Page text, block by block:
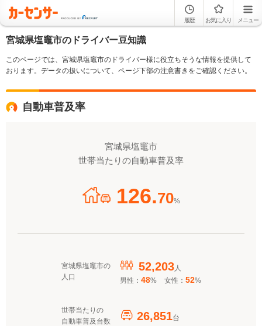
履歴 お気に入り メニュー
宮城県塩竈市のドライバー豆知識
このページでは、宮城県塩竈市のドライバー様に役立ちそうな情報を提供して
おります。データの扱いについて、ページ下部の注意書きをご確認ください。
自動車普及率
宮城県塩竈市
世帯当たりの自動車普及率
126.70%
宮城県塩竈市の
人口
52,203人
男性： 48% 女性： 52%
世帯当たりの
自動車普及台数
26,851台